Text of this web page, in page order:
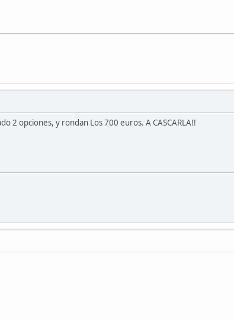
2 opciones, y rondan Los 700 euros. A CASCARLA!!